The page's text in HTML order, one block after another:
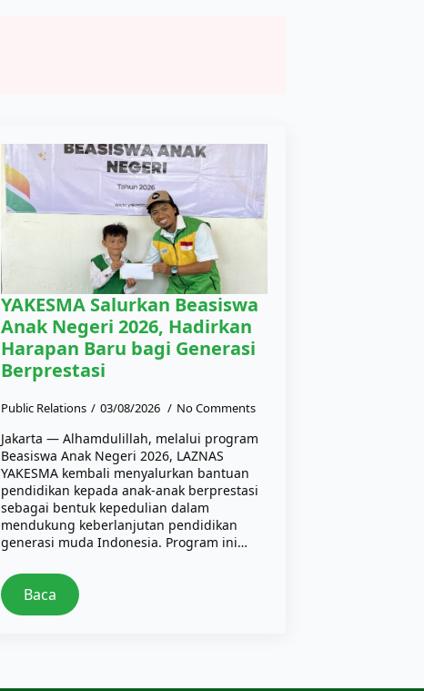
YAKESMA Salurkan Beasiswa
Anak Negeri 2026, Hadirkan
Harapan Baru bagi Generasi
Berprestasi
Public Relations 03/08/2026 No Comments
Jakarta — Alhamdulillah, melalui program
Beasiswa Anak Negeri 2026, LAZNAS
YAKESMA kembali menyalurkan bantuan
pendidikan kepada anak-anak berprestasi
sebagai bentuk kepedulian dalam
mendukung keberlanjutan pendidikan
generasi muda Indonesia. Program ini…
Baca